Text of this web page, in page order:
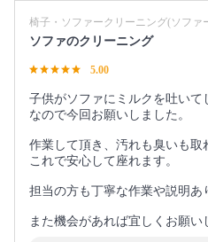
椅子・ソファークリーニング(ソファ
ソファのクリーニング
5.00
子供がソファにミルクを吐い
なので今回お願いしました。
作業して頂き、汚れも臭いも取
これで安心して座れます。
担当の方も丁寧な作業や説明あ
また機会があれば宜しくお願い